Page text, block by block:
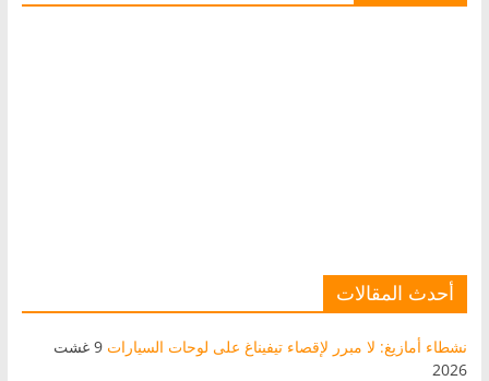
أحدث المقالات
نشطاء أمازيغ: لا مبرر لإقصاء تيفيناغ على لوحات السيارات
9 غشت
2026